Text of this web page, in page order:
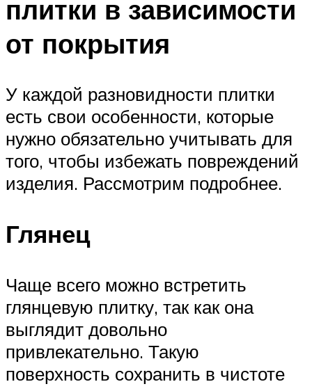
плитки в зависимости
от покрытия
У каждой разновидности плитки
есть свои особенности, которые
нужно обязательно учитывать для
того, чтобы избежать повреждений
изделия. Рассмотрим подробнее.
Глянец
Чаще всего можно встретить
глянцевую плитку, так как она
выглядит довольно
привлекательно. Такую
поверхность сохранить в чистоте